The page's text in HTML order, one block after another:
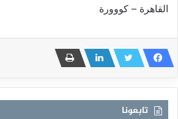
القاهرة – كووورة
تابعونا